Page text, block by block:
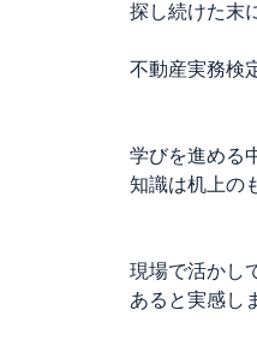
探し続けた末
不動産実務検
学びを進める
知識は机上の
現場で活かし
あると実感し